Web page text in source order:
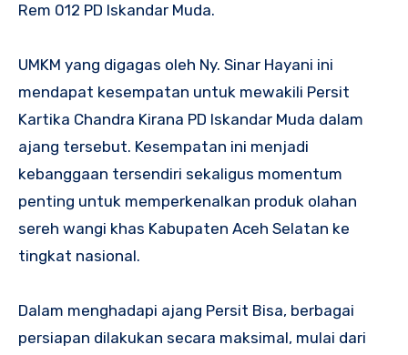
Rem 012 PD Iskandar Muda.
UMKM yang digagas oleh Ny. Sinar Hayani ini
mendapat kesempatan untuk mewakili Persit
Kartika Chandra Kirana PD Iskandar Muda dalam
ajang tersebut. Kesempatan ini menjadi
kebanggaan tersendiri sekaligus momentum
penting untuk memperkenalkan produk olahan
sereh wangi khas Kabupaten Aceh Selatan ke
tingkat nasional.
Dalam menghadapi ajang Persit Bisa, berbagai
persiapan dilakukan secara maksimal, mulai dari